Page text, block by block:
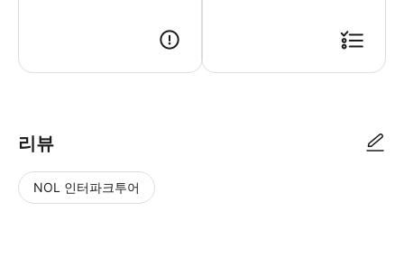
리뷰
NOL 인터파크투어